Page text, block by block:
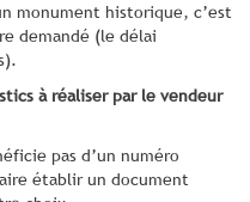
monument historique, c’est
demandé (le délai
à réaliser par le vendeur
pas d’un numéro
établir un document